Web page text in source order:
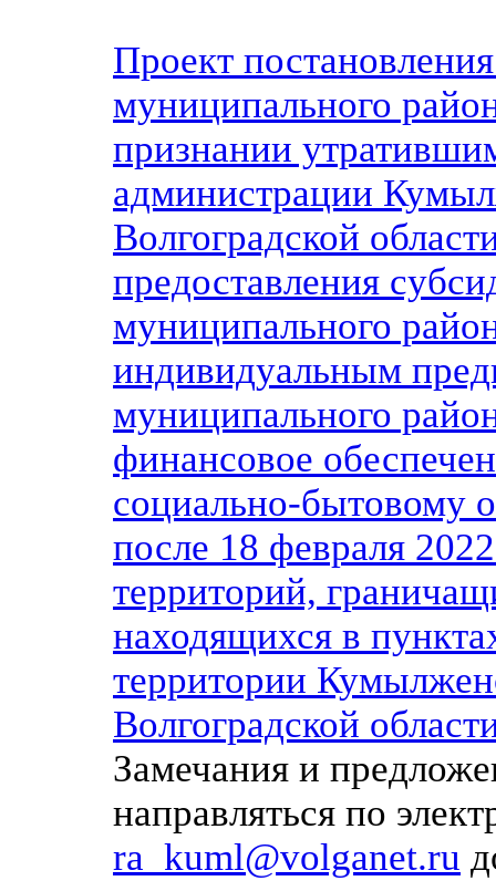
Проект
муниципального
признании
администрации
Волгоградской
предоставления
муниципального
индивидуальным
муниципального
финансовое
социально-бытовому
после 18 февраля
территорий,
находящихся в
территории
Волгоградской
Замечания и
направляться по
ra_kuml@volganet.ru